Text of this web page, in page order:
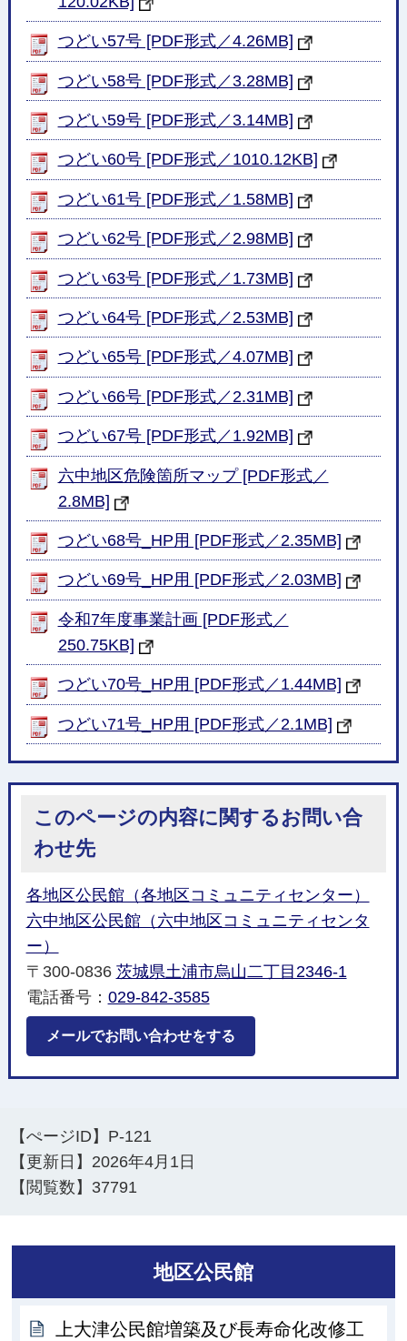
つどい57号 [PDF形式／4.26MB]
つどい58号 [PDF形式／3.28MB]
つどい59号 [PDF形式／3.14MB]
つどい60号 [PDF形式／1010.12KB]
つどい61号 [PDF形式／1.58MB]
つどい62号 [PDF形式／2.98MB]
つどい63号 [PDF形式／1.73MB]
つどい64号 [PDF形式／2.53MB]
つどい65号 [PDF形式／4.07MB]
つどい66号 [PDF形式／2.31MB]
つどい67号 [PDF形式／1.92MB]
六中地区危険箇所マップ [PDF形式／
2.8MB]
つどい68号_HP用 [PDF形式／2.35MB]
つどい69号_HP用 [PDF形式／2.03MB]
令和7年度事業計画 [PDF形式／
250.75KB]
つどい70号_HP用 [PDF形式／1.44MB]
つどい71号_HP用 [PDF形式／2.1MB]
このページの内容に関するお問い合
わせ先
各地区公民館（各地区コミュニティセンター）
六中地区公民館（六中地区コミュニティセンタ
ー）
〒300-0836 茨城県土浦市烏山二丁目2346-1
電話番号： 029-842-3585
メールでお問い合わせをする
【ぺージID】 P-121
【更新日】 2026年4月1日
【閲覧数】 37791
地区公民館
上大津公民館増築及び長寿命化改修工